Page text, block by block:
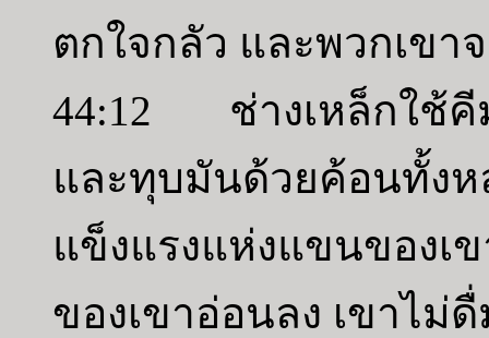
ตกใจกลัว และพวกเขา
44:12 ช่างเหล็กใช้คี
และทุบมันด้วยค้อนทั้ง
แข็งแรงแห่งแขนของ
ของเขาอ่อนลง เขาไม่